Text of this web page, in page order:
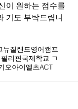
이 원하는 점수를
기도 부탁드립니
뉴질랜드영어캠프
리핀국제학교 ㄱ
오아이엘츠ACT